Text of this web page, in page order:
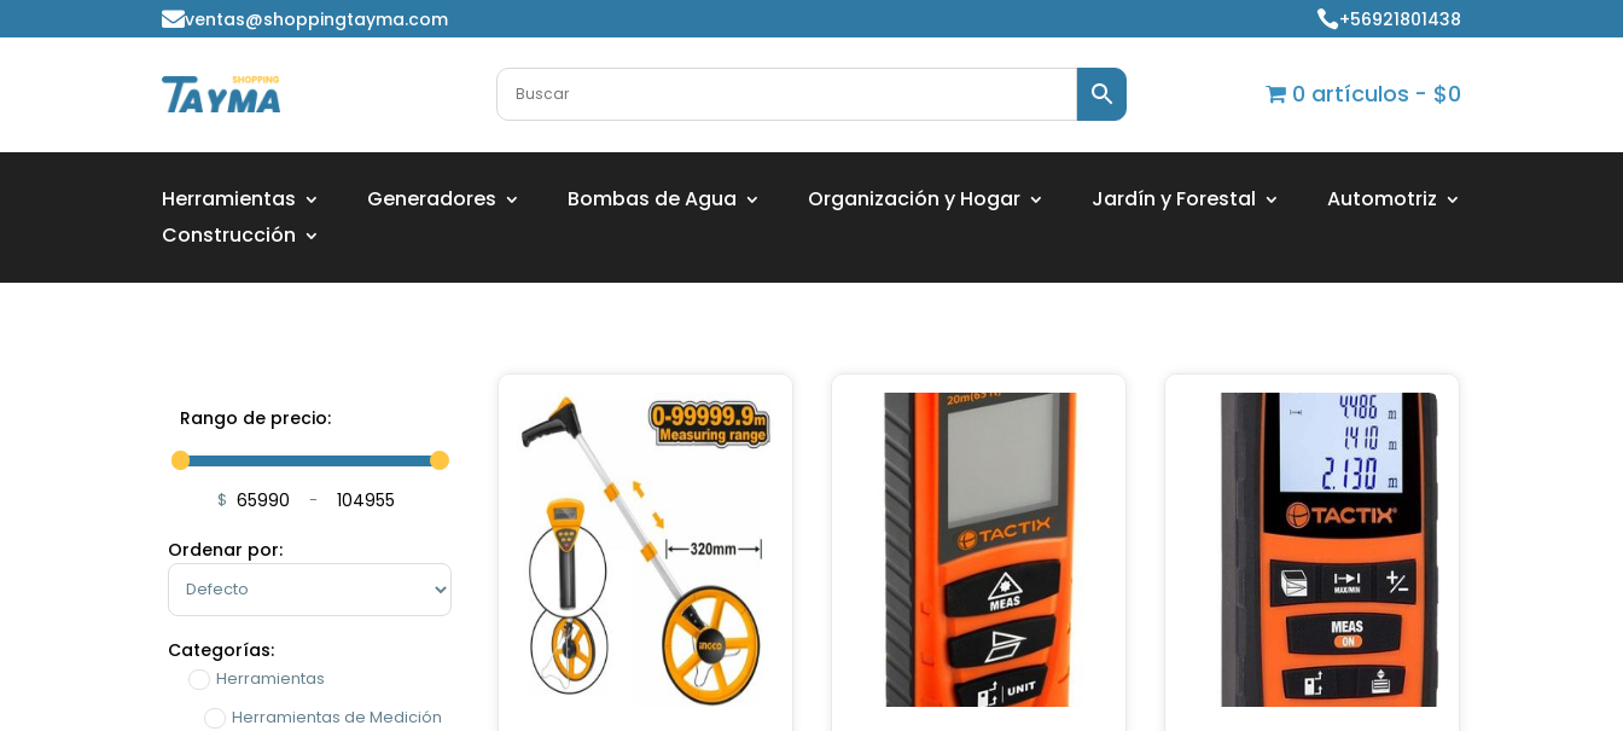
ventas@shoppingtayma.com +56921801438
0 artículos $0
Herramientas Generadores Bombas de Agua Organización y Hogar Jardín y Forestal
Automotriz
Construcción
Rango de precio:
$ Minimum Price
-
Maximum Price
Ordenar por:
Sort Products
Categorías:
Herramientas
Herramientas de Medición